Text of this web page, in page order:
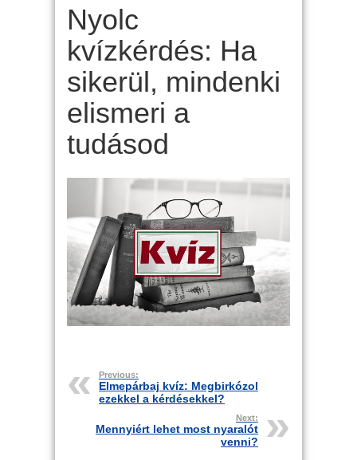
Nyolc
kvízkérdés: Ha
sikerül, mindenki
elismeri a
tudásod
Previous:
Elmepárbaj kvíz: Megbirkózol
ezekkel a kérdésekkel?
Next:
Mennyiért lehet most nyaralót
venni?